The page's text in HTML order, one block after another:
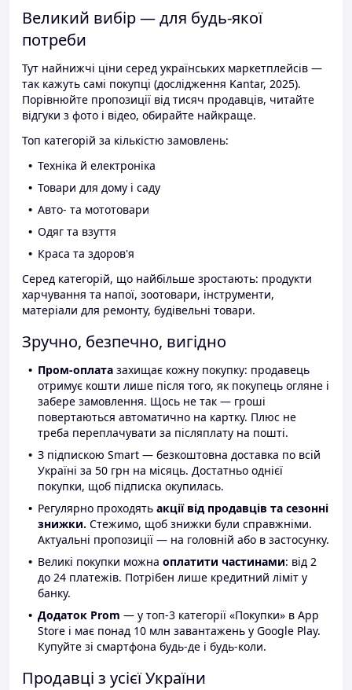
Великий вибір — для будь-якої
потреби
Тут найнижчі ціни серед українських маркетплейсів —
так кажуть самі покупці (дослідження Kantar, 2025).
Порівнюйте пропозиції від тисяч продавців, читайте
відгуки з фото і відео, обирайте найкраще.
Топ категорій за кількістю замовлень:
Техніка й електроніка
Товари для дому і саду
Авто- та мототовари
Одяг та взуття
Краса та здоров'я
Серед категорій, що найбільше зростають: продукти
харчування та напої, зоотовари, інструменти,
матеріали для ремонту, будівельні товари.
Зручно, безпечно, вигідно
Пром-оплата захищає кожну покупку: продавець
отримує кошти лише після того, як покупець огляне і
забере замовлення. Щось не так — гроші
повертаються автоматично на картку. Плюс не
треба переплачувати за післяплату на пошті.
З підпискою Smart — безкоштовна доставка по всій
Україні за 50 грн на місяць. Достатньо однієї
покупки, щоб підписка окупилась.
Регулярно проходять акції від продавців та сезонні
знижки. Стежимо, щоб знижки були справжніми.
Актуальні пропозиції — на головній або в застосунку.
Великі покупки можна оплатити частинами: від 2
до 24 платежів. Потрібен лише кредитний ліміт у
банку.
Додаток Prom — у топ-3 категорії «Покупки» в App
Store і має понад 10 млн завантажень у Google Play.
Купуйте зі смартфона будь-де і будь-коли.
Продавці з усієї України